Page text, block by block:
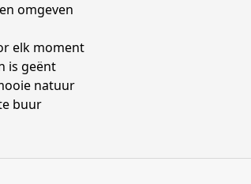
omgeven
elk moment
is geënt
natuur
buur